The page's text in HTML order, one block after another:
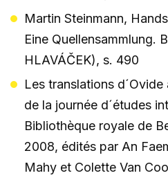
Martin Steinmann,
Eine Quellensammlung.
HLAVÁČEK), s. 490
Les translations
de la journée d´études
Bibliothèque royale de
2008, édités par An
Mahy et Colette Van